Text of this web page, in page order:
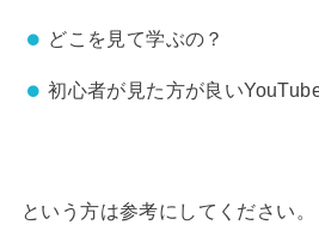
どこを見て学ぶの？
初心者が見た方が良い
という方は参考にしてください。